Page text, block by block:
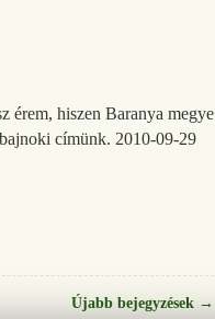
érem, hiszen Baranya megye
címünk. 2010-09-29
Újabb bejegyzések →